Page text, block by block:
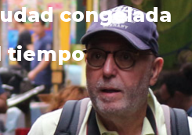
congelada
tiempo